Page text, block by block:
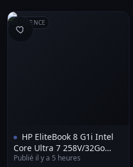
RÉFÉRENCE
HP EliteBook 8 G1i Intel
Core Ultra 7 258V/32Go
DDR5/512Go SSD/Ecran 14
Publié il y a 5 heures